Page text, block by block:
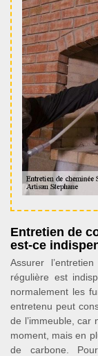
Entretien de
est-ce
Assurer
régulière est
normalement les
entretenu peut
de l’immeuble, car
moment, mais en
de carbone.